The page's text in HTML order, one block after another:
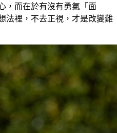
，而在於有沒有勇氣「面
法裡，不去正視，才是改變難